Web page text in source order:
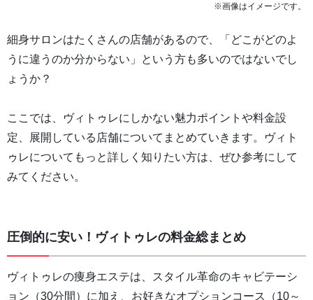
※画像はイメージです。
細身サロンはたくさんの店舗があるので、「どこがどのよ
うに違うのか分からない」という方も多いのではないでし
ょうか？
ここでは、ヴィトゥレにしかない魅力ポイントや料金設
定、展開している店舗についてまとめていきます。ヴィト
ゥレについてもっと詳しく知りたい方は、ぜひ参考にして
みてください。
圧倒的に安い！ヴィトゥレの料金総まとめ
ヴィトゥレの痩身エステは、スタイル革命のキャビテーシ
ョン（30分間）に加え、お好きなオプションコース（10～